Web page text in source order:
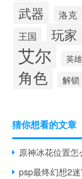
武器 洛克
王国 玩家
艾尔 英雄
角色 解锁
猜你想看的文章
原神冰花位置怎
psp最终幻想2